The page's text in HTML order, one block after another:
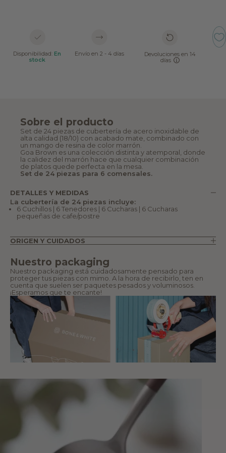
Disponibilidad:En
stock
Envío en 2 - 4 días
Devoluciones en 14
días
Sobre el producto
Set de 24 piezas de cubertería de acero inoxidable de
alta calidad (18/10) con acabado mate, combinado con
un mango de resina de color marrón.
Goa Brown es una colección distinta y atemporal, donde
la calidez del marrón hace que cualquier combinación
de platos quede perfecta en la mesa.
Set de 24 piezas para 6 comensales.
DETALLES Y MEDIDAS
La cubertería de 24 piezas incluye:
6 Cuchillos | 6 Tenedores | 6 Cucharas | 6 Cucharas
pequeñas de cafe/postre
ORIGEN Y CUIDADOS
Nuestro packaging
Nuestro packaging está cuidadosamente pensado para
proteger tus piezas con mimo. A la hora de recibirlo, ten en
cuenta que suelen ser paquetes pesados y voluminosos.
¡Esperamos que te encante!